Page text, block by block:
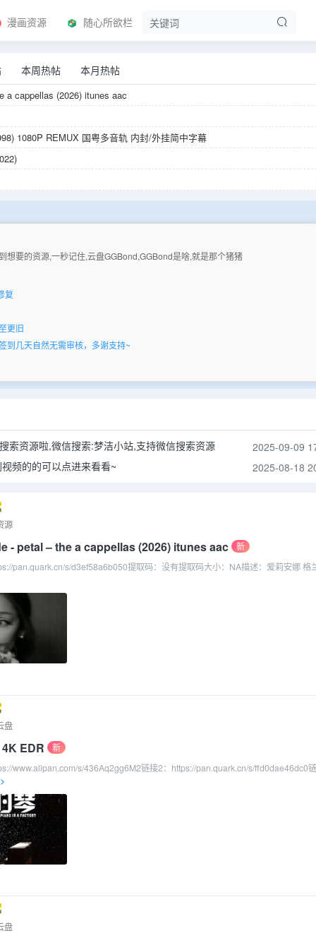
漫画资源 随心所欲栏
本周热帖 本月热帖
a cappellas (2026) itunes aac
1080P REMUX 国粤多音轨 内封/外挂简中字幕
全12集 内封简繁字幕
P2P
想要的资源,一秒记住,云盘GGBond,GGBond是啥,就是那个猪猪
复
更旧
到几天自然无需审核，多谢支持~
引，整体搜索性能提升
入框方便快速搜索
题,115网盘资源问题,舔狗日记问题/li>
源缺少问题
链接检测设置为了一个按钮,点击就可以检查链接是否有效了,如果有更好意见可以
决一些访问的问题
索资源啦,微信搜索:梦洁小站,支持微信搜索资源
2025-09-09
频的的可以点进来看看~
2025-08-18
源
- petal – the a cappellas (2026) itunes aac
新
pan.quark.cn/s/d3ef58a6b050提取码：没有提取码大小：NA描述：爱莉安娜 格
盘
EDR
新
www.alipan.com/s/436Aq2gg6M2链接2：https://pan.quark.cn/s/ffd0dae46dc0链
盘